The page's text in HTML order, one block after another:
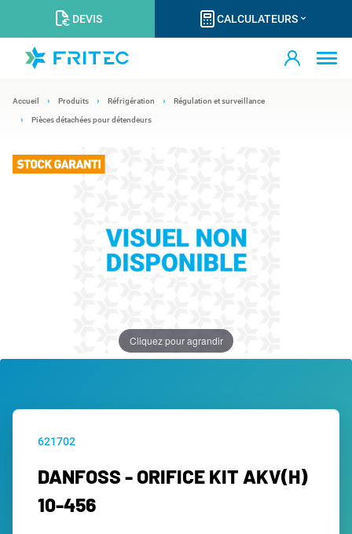
DEVIS CALCULATEURS
Accueil Produits Réfrigération Régulation et surveillance
Pièces détachées pour détendeurs
Cliquez pour agrandir
621702
DANFOSS - ORIFICE KIT AKV(H)
10-456